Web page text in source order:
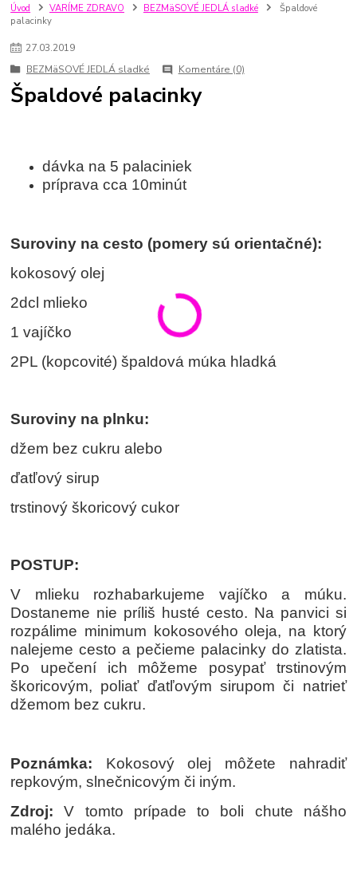
Úvod VARÍME ZDRAVO BEZMäSOVÉ JEDLÁ sladké
Špaldové
palacinky
27.03.2019
BEZMäSOVÉ JEDLÁ sladké
Komentáre (0)
Špaldové palacinky
dávka na 5 palaciniek
príprava cca 10minút
Suroviny na cesto (pomery sú orientačné):
kokosový olej
2dcl mlieko
1 vajíčko
2PL (kopcovité) špaldová múka hladká
Suroviny na plnku:
džem bez cukru alebo
ďatľový sirup
trstinový škoricový cukor
POSTUP:
V mlieku rozhabarkujeme vajíčko a múku.
Dostaneme nie príliš husté cesto. Na panvici si
rozpálime minimum kokosového oleja, na ktorý
nalejeme cesto a pečieme palacinky do zlatista.
Po upečení ich môžeme posypať trstinovým
škoricovým, poliať ďatľovým sirupom či natrieť
džemom bez cukru.
Poznámka: Kokosový olej môžete nahradiť
repkovým, slnečnicovým či iným.
Zdroj: V tomto prípade to boli chute nášho
malého jedáka.